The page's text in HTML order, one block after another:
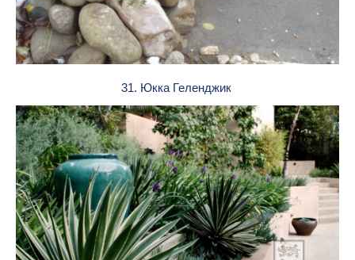
31. Юкка Геленджик